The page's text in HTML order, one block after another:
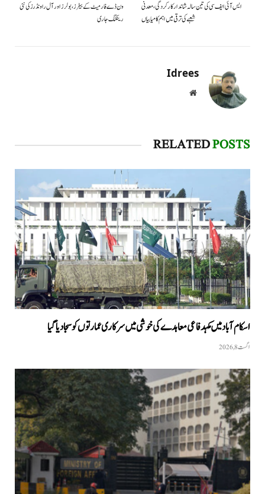
ایس آئی ایف سی کی تین سالہ شاندار کارکردگی، معدنی
شعبے کی ترقی میں اہم کامیابیاں
ون ڈے فارمیٹ کے بیٹرز، بولرز اور آل راونڈرز کی نئی
رینکنگ جاری
Idrees
Website
RELATEDPOSTS
اسکام آباد میں مکہدفاعی معاہدے کی خوشی میں سرکاری عمارتوں کو سجا دیا گیا
اگست 8, 2026